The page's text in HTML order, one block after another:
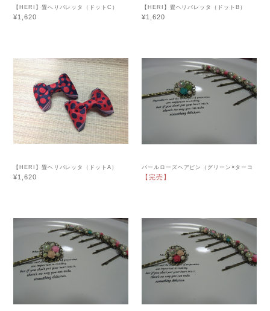
【HERI】畳へりバレッタ（ドットC）
¥1,620
【HERI】畳ヘリバレッタ（ドットB）
¥1,620
【HERI】畳ヘリバレッタ（ドットA）
¥1,620
パールローズヘアピン（グリーン×ターコ
イズブルー）
【完売】